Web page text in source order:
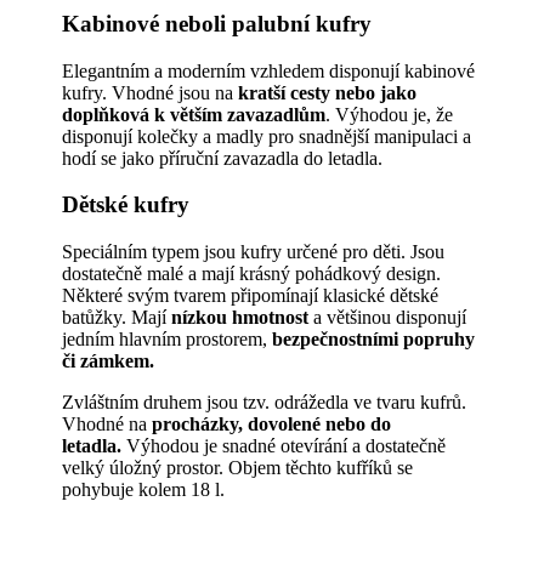
Kabinové neboli palubní kufry
Elegantním a moderním vzhledem disponují kabinové
kufry. Vhodné jsou nakratší cesty nebo jako
doplňková k větším zavazadlům. Výhodou je, že
disponují kolečky a madly pro snadnější manipulaci a
hodí se jako příruční zavazadla do letadla.
Dětské kufry
Speciálním typem jsou kufry určené pro děti. Jsou
dostatečně malé a mají krásný pohádkový design.
Některé svým tvarem připomínají klasické dětské
batůžky. Majínízkou hmotnost a většinou disponují
jedním hlavním prostorem,bezpečnostními popruhy
či zámkem.
Zvláštním druhem jsou tzv. odrážedla ve tvaru kufrů.
Vhodné naprocházky, dovolené nebo do
letadla. Výhodou je snadné otevírání a dostatečně
velký úložný prostor. Objem těchto kufříků se
pohybuje kolem 18 l.